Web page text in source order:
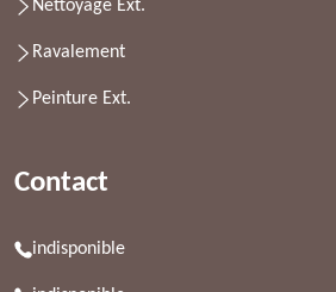
Nettoyage Ext.
Ravalement
Peinture Ext.
Contact
indisponible